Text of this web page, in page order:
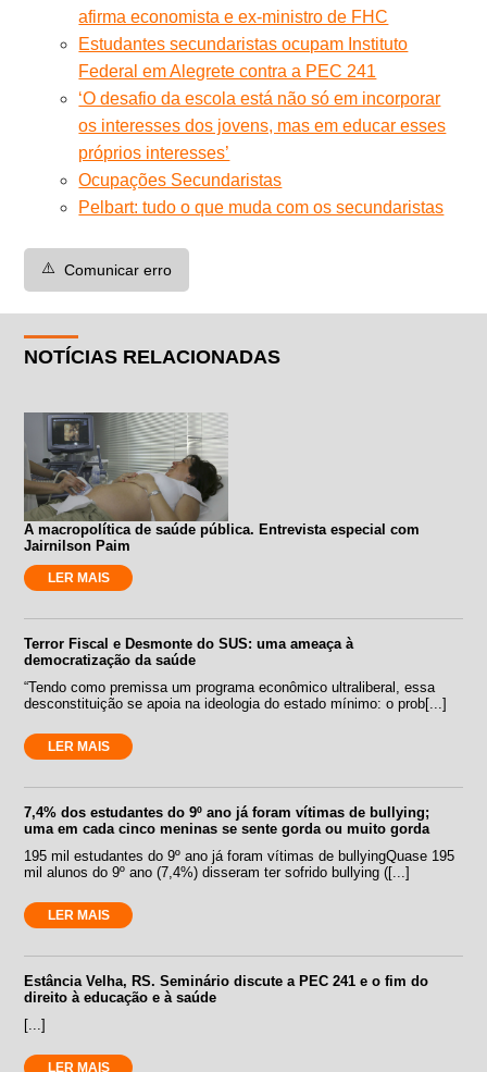
afirma economista e ex-ministro de FHC
Estudantes secundaristas ocupam Instituto
Federal em Alegrete contra a PEC 241
‘O desafio da escola está não só em incorporar
os interesses dos jovens, mas em educar esses
próprios interesses’
Ocupações Secundaristas
Pelbart: tudo o que muda com os secundaristas
⚠️ Comunicar erro
NOTÍCIAS RELACIONADAS
A macropolítica de saúde pública. Entrevista especial com
Jairnilson Paim
LER MAIS
Terror Fiscal e Desmonte do SUS: uma ameaça à
democratização da saúde
“Tendo como premissa um programa econômico ultraliberal, essa
desconstituição se apoia na ideologia do estado mínimo: o prob[...]
LER MAIS
7,4% dos estudantes do 9º ano já foram vítimas de bullying;
uma em cada cinco meninas se sente gorda ou muito gorda
195 mil estudantes do 9º ano já foram vítimas de bullyingQuase 195
mil alunos do 9º ano (7,4%) disseram ter sofrido bullying ([...]
LER MAIS
Estância Velha, RS. Seminário discute a PEC 241 e o fim do
direito à educação e à saúde
[...]
LER MAIS